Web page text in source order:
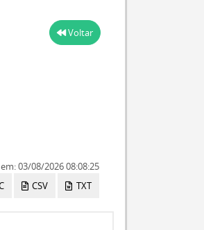
Voltar
03/08/2026 08:08:25
CSV TXT